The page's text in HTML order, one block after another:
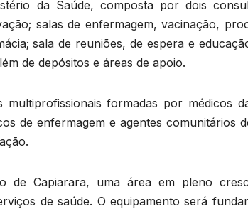
da Saúde, composta por dois
salas de enfermagem, vacinação,
sala de reuniões, de espera e
de depósitos e áreas de apoio.
formadas por médicos
de enfermagem e agentes comunitários
de Capiarara, uma área em pleno
de saúde. O equipamento será